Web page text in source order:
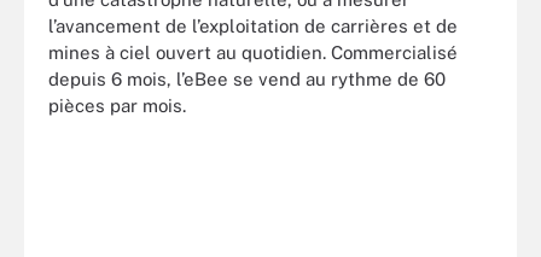
l’avancement de l’exploitation de carrières et de
mines à ciel ouvert au quotidien. Commercialisé
depuis 6 mois, l’eBee se vend au rythme de 60
pièces par mois.